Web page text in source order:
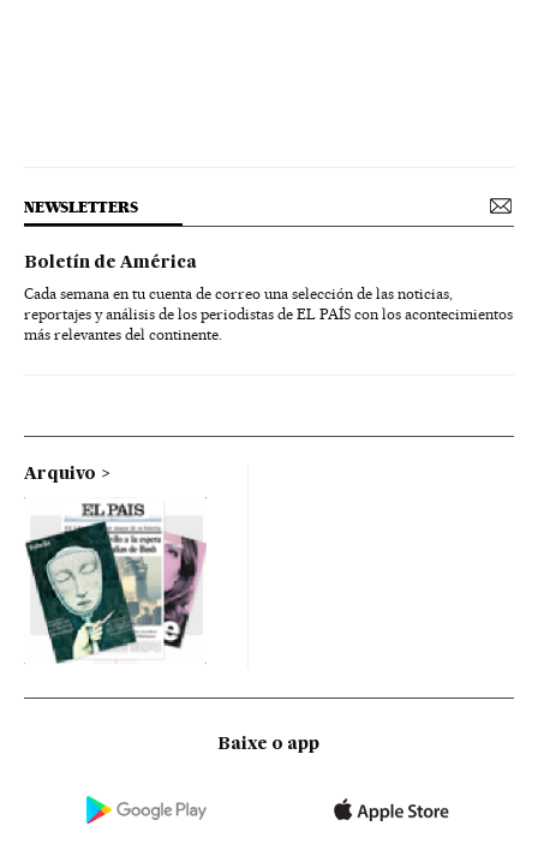
NEWSLETTERS
Boletín de América
Cada semana en tu cuenta de correo una selección de las noticias,
reportajes y análisis de los periodistas de EL PAÍS con los acontecimientos
más relevantes del continente.
Arquivo
Baixe o app